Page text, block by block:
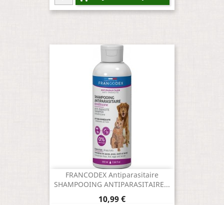
FRANCODEX Antiparasitaire
SHAMPOOING ANTIPARASITAIRE...
Prix
10,99 €